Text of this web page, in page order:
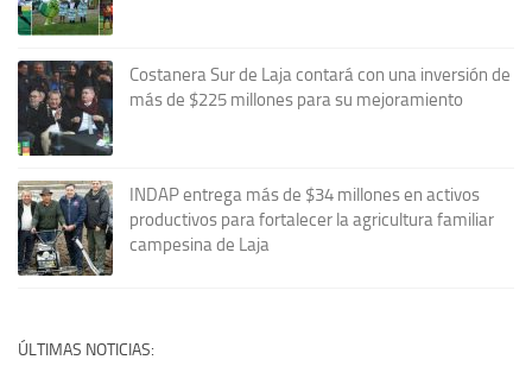
Costanera Sur de Laja contará con una inversión de
más de $225 millones para su mejoramiento
INDAP entrega más de $34 millones en activos
productivos para fortalecer la agricultura familiar
campesina de Laja
ÚLTIMAS NOTICIAS: